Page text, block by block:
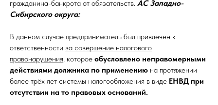
гражданина-банкрота от обязательств. АС Западно-
Сибирского округа:
В данном случае предприниматель был привлечен к
ответственности за совершение налогового
правонарушения, которое обусловлено неправомерными
действиями должника по применению на протяжении
более трёх лет системы налогообложения в виде ЕНВД при
отсутствии на то правовых оснований.